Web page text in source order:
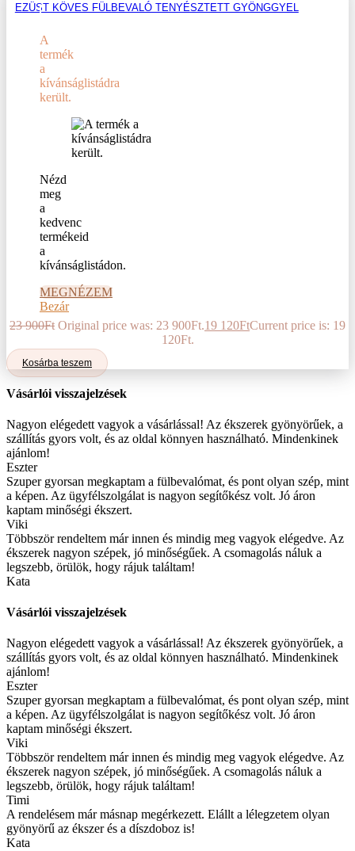
EZÜST KÖVES FÜLBEVALÓ TENYÉSZTETT GYÖNGGYEL
A
termék
a
kívánságlistádra
került.
Nézd
meg
a
kedvenc
termékeid
a
kívánságlistádon.
MEGNÉZEM
Bezár
23 900Ft Original price was: 23 900Ft.19 120FtCurrent price is: 19
120Ft.
Kosárba teszem
Vásárlói visszajelzések
Nagyon elégedett vagyok a vásárlással! Az ékszerek gyönyörűek, a
szállítás gyors volt, és az oldal könnyen használható. Mindenkinek
ajánlom!
Eszter
Szuper gyorsan megkaptam a fülbevalómat, és pont olyan szép, mint
a képen. Az ügyfélszolgálat is nagyon segítőkész volt. Jó áron
kaptam minőségi ékszert.
Viki
Többször rendeltem már innen és mindig meg vagyok elégedve. Az
ékszerek nagyon szépek, jó minőségűek. A csomagolás náluk a
legszebb, örülök, hogy rájuk találtam!
Kata
Vásárlói visszajelzések
Nagyon elégedett vagyok a vásárlással! Az ékszerek gyönyörűek, a
szállítás gyors volt, és az oldal könnyen használható. Mindenkinek
ajánlom!
Eszter
Szuper gyorsan megkaptam a fülbevalómat, és pont olyan szép, mint
a képen. Az ügyfélszolgálat is nagyon segítőkész volt. Jó áron
kaptam minőségi ékszert.
Viki
Többször rendeltem már innen és mindig meg vagyok elégedve. Az
ékszerek nagyon szépek, jó minőségűek. A csomagolás náluk a
legszebb, örülök, hogy rájuk találtam!
Timi
A rendelésem már másnap megérkezett. Elállt a lélegzetem olyan
gyönyörű az ékszer és a díszdoboz is!
Kata